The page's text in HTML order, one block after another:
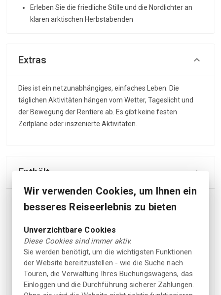
Erleben Sie die friedliche Stille und die Nordlichter an
klaren arktischen Herbstabenden
Extras
Dies ist ein netzunabhängiges, einfaches Leben. Die
täglichen Aktivitäten hängen vom Wetter, Tageslicht und
der Bewegung der Rentiere ab. Es gibt keine festen
Zeitpläne oder inszenierte Aktivitäten.
Enthält
Hammerfest
- 2-4 Tage bei samischen Gastgebern aus einer aktiven
Hirtenfamilie
- Unterkunft in traditionellen Berghütten (+ optionale
Lavvu-Nacht)
- Alle Mahlzeiten und warme Getränke
Wir verwenden Cookies, um Ihnen ein
besseres Reiseerlebnis zu bieten
Unverzichtbare Cookies
Diese Cookies sind immer aktiv.
Sie werden benötigt, um die wichtigsten Funktionen
der Website bereitzustellen - wie die Suche nach
Touren, die Verwaltung Ihres Buchungswagens, das
Einloggen und die Durchführung sicherer Zahlungen.